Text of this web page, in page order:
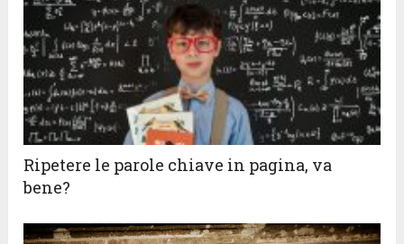
Ripetere le parole chiave in pagina, va
bene?